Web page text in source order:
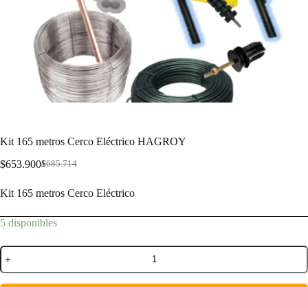
Kit 165 metros Cerco Eléctrico HAGROY
$685.714
$653.900
Kit 165 metros Cerco Eléctrico
5 disponibles